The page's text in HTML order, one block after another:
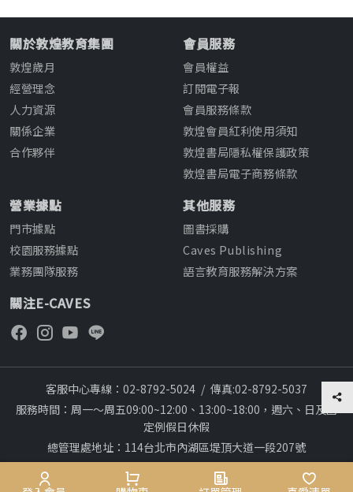
關於敦煌教育集團
敦煌歲月
經營理念
人力資源
關係企業
合作夥伴
會員服務
會員權益
訂閱電子報
會員服務條款
敦煌會員紅利使用須知
敦煌書局隱私權保護政策
敦煌書局電子商務條款
營業據點
門市據點
校園服務據點
業務團隊服務
其他服務
圖書採購
Caves Publishing
語言教育服務解決方案
關注E-CAVES
客服中心專線：02-8792-5024 / 傳真:02-8792-5037
服務時間：周一～周五09:00~12:00、13:00~18:00，週六、日及國
定例假日休假
總管理處地址：114台北市內湖區堤頂大道一段207號
本網站建議採用chrome瀏覽器,瀏覽更順暢
Copyright © 2012~All rights reserved